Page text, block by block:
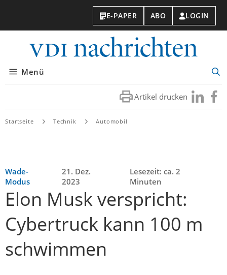
E-PAPER ABO LOGIN
Menü
Artikel drucken Besuchen
Sie
Sie
Startseite Technik Automobil
Wade-
Modus
21. Dez.
2023
Lesezeit: ca. 2
Minuten
Elon Musk verspricht:
Cybertruck kann 100 m
schwimmen